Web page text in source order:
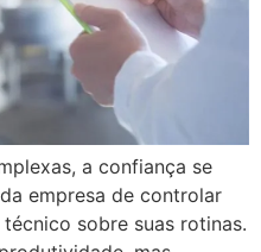
a confiança se
empresa de controlar
sobre suas rotinas.